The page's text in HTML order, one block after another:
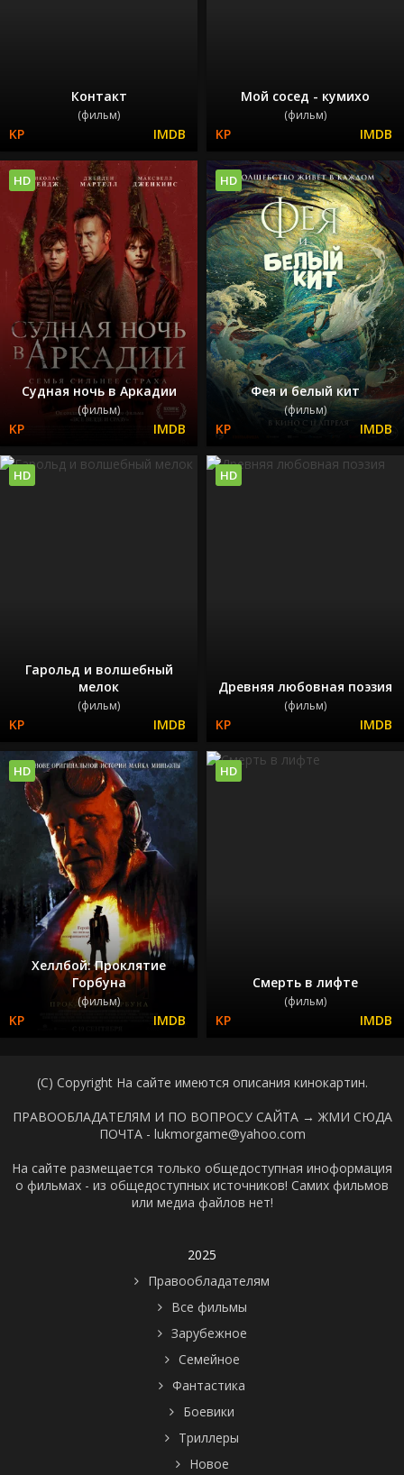
Контакт
(фильм)
Мой сосед - кумихо
(фильм)
Судная ночь в Аркадии
(фильм)
HD
Фея и белый кит
(фильм)
HD
Гарольд и волшебный
мелок
(фильм)
HD
Древняя любовная поэзия
(фильм)
HD
Хеллбой: Проклятие
Горбуна
(фильм)
HD
Смерть в лифте
(фильм)
HD
(C) Copyright На сайте имеются описания кинокартин.
ПРАВООБЛАДАТЕЛЯМ И ПО ВОПРОСУ САЙТА → ЖМИ СЮДА
ПОЧТА - lukmorgame@yahoo.com
На сайте размещается только общедоступная иноформация
о фильмах - из общедоступных источников! Самих фильмов
или медиа файлов нет!
2025
Правообладателям
Все фильмы
Зарубежное
Семейное
Фантастика
Боевики
Триллеры
Новое